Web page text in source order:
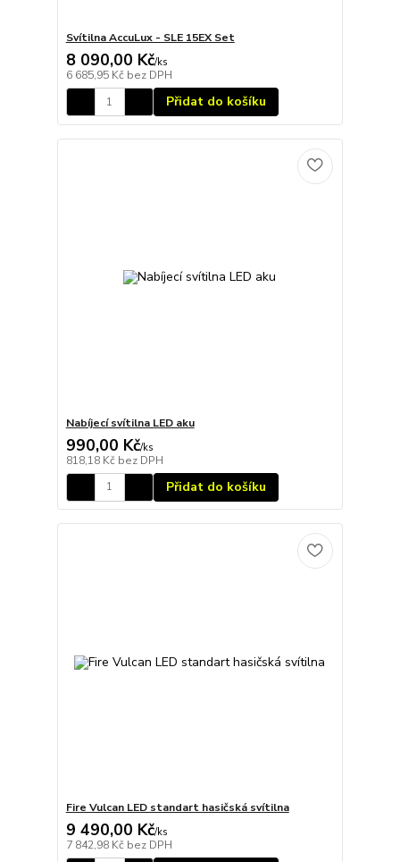
Svítilna AccuLux - SLE 15EX Set
8 090,00 Kč/ks
6 685,95 Kč bez DPH
Přidat do košíku
Nabíjecí svítilna LED aku
990,00 Kč/ks
818,18 Kč bez DPH
Přidat do košíku
Fire Vulcan LED standart hasičská svítilna
9 490,00 Kč/ks
7 842,98 Kč bez DPH